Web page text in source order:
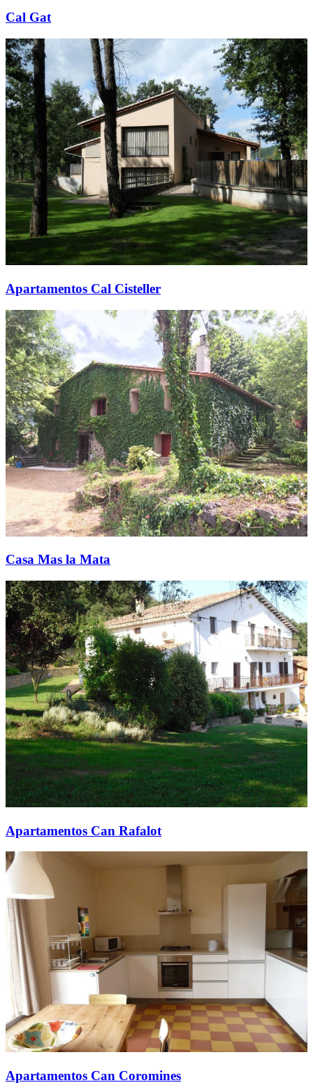
Cal Gat
Apartamentos Cal Cisteller
Casa Mas la Mata
Apartamentos Can Rafalot
Apartamentos Can Coromines